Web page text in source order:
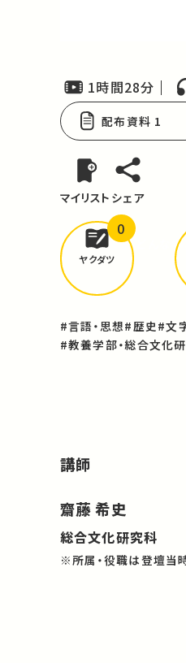
1時間28分
配布資料 1
マイリスト シェア
どんな
ヤクダツ
0
#言語・思想#歴史#文
#教養学部・総合文化
講師
齋藤 希史
総合文化研究科
※所属・役職は登壇当